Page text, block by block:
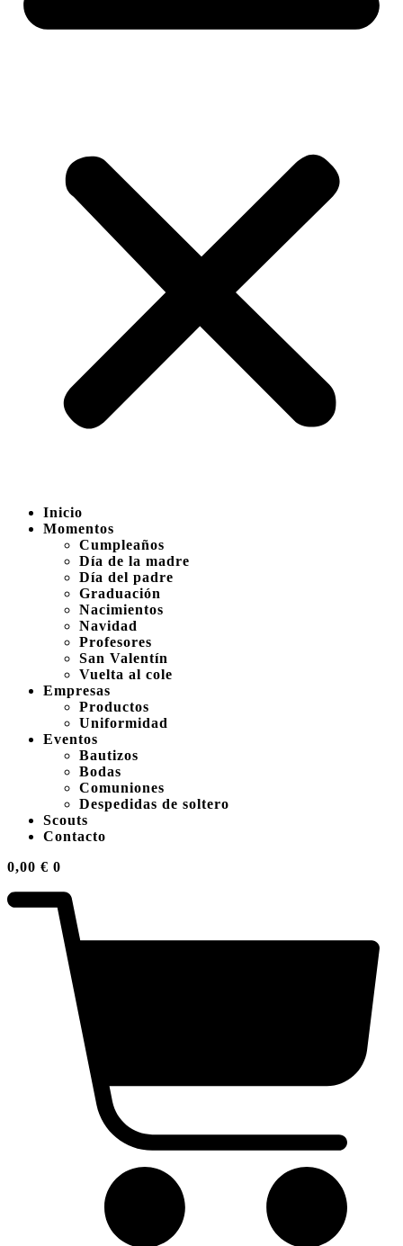
Inicio
Momentos
Cumpleaños
Día de la madre
Día del padre
Graduación
Nacimientos
Navidad
Profesores
San Valentín
Vuelta al cole
Empresas
Productos
Uniformidad
Eventos
Bautizos
Bodas
Comuniones
Despedidas de soltero
Scouts
Contacto
0,00 € 0